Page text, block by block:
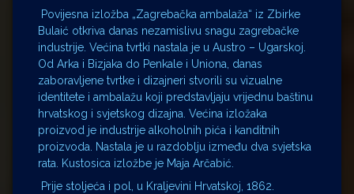
Povijesna izložba „Zagrebačka ambalaža“ iz Zbirke
Bulaić otkriva danas nezamislivu snagu zagrebačke
industrije. Većina tvrtki nastala je u Austro – Ugarskoj.
Od Arka i Bizjaka do Penkale i Uniona, danas
zaboravljene tvrtke i dizajneri stvorili su vizualne
identitete i ambalažu koji predstavljaju vrijednu baštinu
hrvatskog i svjetskog dizajna. Većina izložaka
proizvod je industrije alkoholnih pića i kanditnih
proizvoda. Nastala je u razdoblju između dva svjetska
rata. Kustosica izložbe je Maja Arčabić.
Prije stoljeća i pol, u Kraljevini Hrvatskoj, 1862.